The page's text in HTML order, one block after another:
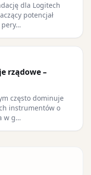
dla Logitech
potencjał
rządowe –
często dominuje
instrumentów o
w g…